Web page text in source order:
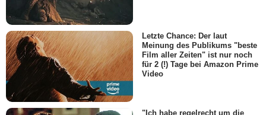
Letzte Chance: Der laut
Meinung des Publikums "beste
Film aller Zeiten" ist nur noch
für 2 (!) Tage bei Amazon Prime
Video
"Ich habe regelrecht um die